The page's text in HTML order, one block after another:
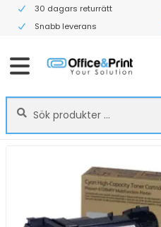
30 dagars returrätt
Snabb leverans
Sök
efter:
Sök